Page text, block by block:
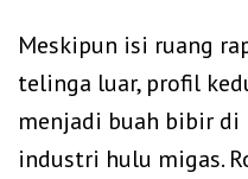
Meskipun isi ruang
telinga luar, profil
menjadi buah bibir
industri hulu migas.